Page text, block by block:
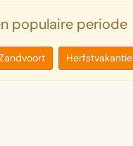
populaire periode
Zandvoort Herfstvakantie